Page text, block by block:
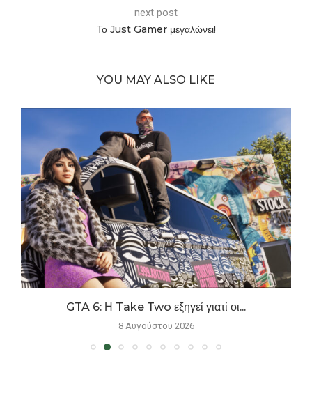
next post
Το Just Gamer μεγαλώνει!
YOU MAY ALSO LIKE
GTA 6: Η Take Two εξηγεί γιατί οι...
8 Αυγούστου 2026